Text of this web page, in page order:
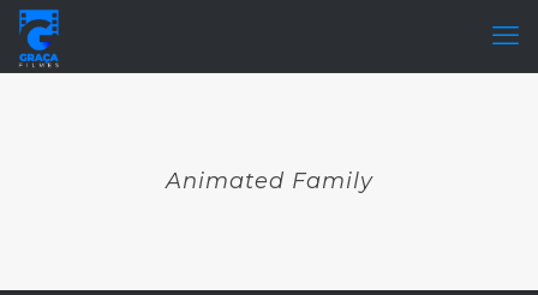
Animated Family